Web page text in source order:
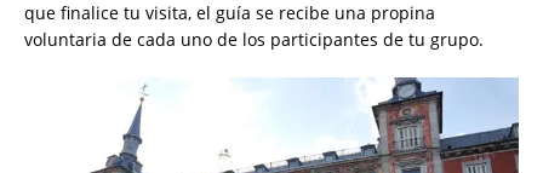
que finalice tu visita, el guía se recibe una propina
voluntaria de cada uno de los participantes de tu grupo.